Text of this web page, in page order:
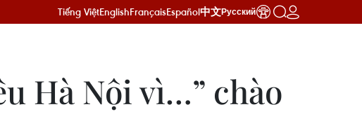
Tiếng ViệtEnglishFrançaisEspañol中文Русский
Hà Nội vì…” chào